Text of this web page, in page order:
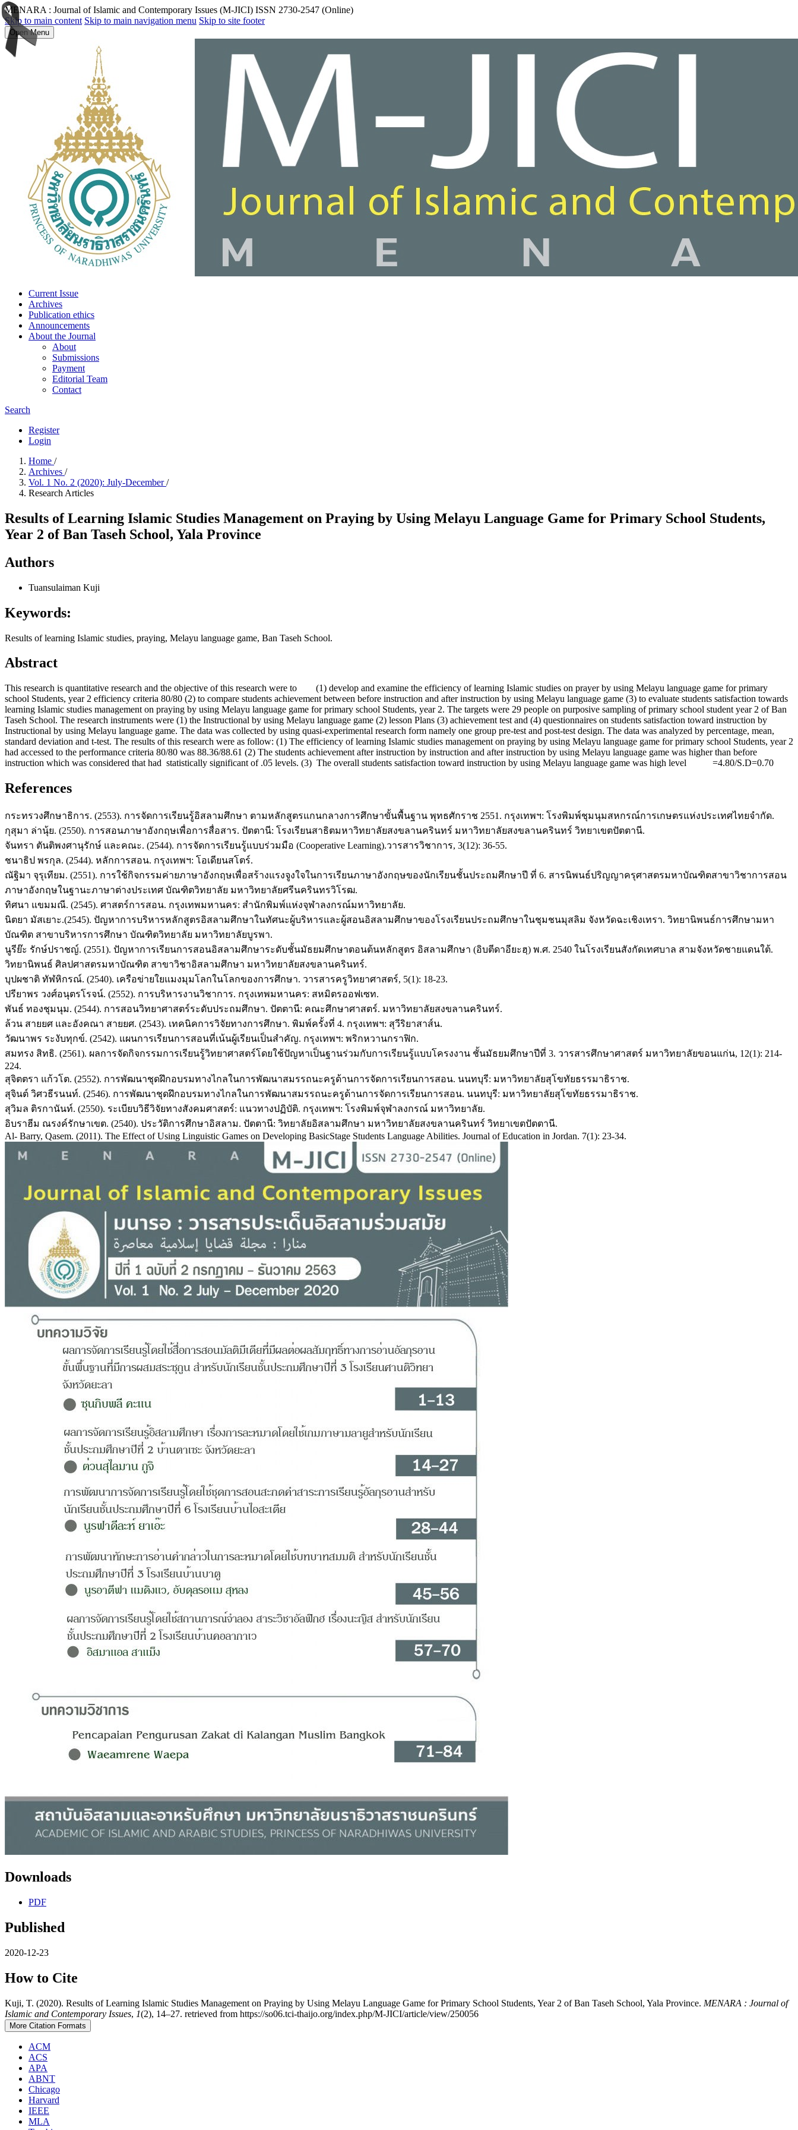
MENARA : Journal of Islamic and Contemporary Issues (M-JICI) ISSN 2730-2547 (Online)
Skip to main content Skip to main navigation menu Skip to site footer
Open Menu
Current Issue
Archives
Publication ethics
Announcements
About the Journal
About
Submissions
Payment
Editorial Team
Contact
Search
Register
Login
Home /
Archives /
Vol. 1 No. 2 (2020): July-December/
Research Articles
Results of Learning Islamic Studies Management on Praying by Using Melayu Language Game for Primary School Students,
Year 2 of Ban Taseh School, Yala Province
Authors
Tuansulaiman Kuji
Keywords:
Results of learning Islamic studies, praying, Melayu language game, Ban Taseh School.
Abstract
This research is quantitative research and the objective of this research were to (1) develop and examine the efficiency of learning Islamic studies on prayer by using Melayu language game for primary
school Students, year 2 efficiency criteria 80/80 (2) to compare students achievement between before instruction and after instruction by using Melayu language game (3) to evaluate students satisfaction towards
learning Islamic studies management on praying by using Melayu language game for primary school Students, year 2. The targets were 29 people on purposive sampling of primary school student year 2 of Ban
Taseh School. The research instruments were (1) the Instructional by using Melayu language game (2) lesson Plans (3) achievement test and (4) questionnaires on students satisfaction toward instruction by
Instructional by using Melayu language game. The data was collected by using quasi-experimental research form namely one group pre-test and post-test design. The data was analyzed by percentage, mean,
standard deviation and t-test. The results of this research were as follow: (1) The efficiency of learning Islamic studies management on praying by using Melayu language game for primary school Students, year 2
had accessed to the performance criteria 80/80 was 88.36/88.61 (2) The students achievement after instruction by instruction and after instruction by using Melayu language game was higher than before
instruction which was considered that had statistically significant of .05 levels. (3) The overall students satisfaction toward instruction by using Melayu language game was high level =4.80/S.D=0.70
References
กระทรวงศึกษาธิการ. (2553). การจัดการเรียนรู้อิสลามศึกษา ตามหลักสูตรแกนกลางการศึกษาขั้นพื้นฐาน พุทธศักราช 2551. กรุงเทพฯ: โรงพิมพ์ชุมนุมสหกรณ์การเกษตรแห่งประเทศไทยจำกัด.
กุสุมา ล่านุ้ย. (2550). การสอนภาษาอังกฤษเพื่อการสื่อสาร. ปัตตานี: โรงเรียนสาธิตมหาวิทยาลัยสงขลานครินทร์ มหาวิทยาลัยสงขลานครินทร์ วิทยาเขตปัตตานี.
จันทรา ตันติพงศานุรักษ์ และคณะ. (2544). การจัดการเรียนรู้แบบร่วมมือ (Cooperative Learning).วารสารวิชาการ, 3(12): 36-55.
ชนาธิป พรกุล. (2544). หลักการสอน. กรุงเทพฯ: โอเดียนสโตร์.
ณัฐิมา จุรุเทียม. (2551). การใช้กิจกรรมค่ายภาษาอังกฤษเพื่อสร้างแรงจูงใจในการเรียนภาษาอังกฤษของนักเรียนชั้นประถมศึกษาปี ที่ 6. สารนิพนธ์ปริญญาครุศาสตรมหาบัณฑิตสาขาวิชาการสอน
ภาษาอังกฤษในฐานะภาษาต่างประเทศ บัณฑิตวิทยาลัย มหาวิทยาลัยศรีนครินทรวิโรฒ.
ทิศนา แขมมณี. (2545). ศาสตร์การสอน. กรุงเทพมหานคร: สำนักพิมพ์แห่งจุฬาลงกรณ์มหาวิทยาลัย.
นิตยา มัสเยาะ.(2545). ปัญหาการบริหารหลักสูตรอิสลามศึกษาในทัศนะผู้บริหารและผู้สอนอิสลามศึกษาของโรงเรียนประถมศึกษาในชุมชนมุสลิม จังหวัดฉะเชิงเทรา. วิทยานิพนธ์การศึกษามหา
บัณฑิต สาขาบริหารการศึกษา บัณฑิตวิทยาลัย มหาวิทยาลัยบูรพา.
นูรีย๊ะ รักษ์ปราชญ์. (2551). ปัญหาการเรียนการสอนอิสลามศึกษาระดับชั้นมัธยมศึกษาตอนต้นหลักสูตร อิสลามศึกษา (อิบตีดาอียะฮฺ) พ.ศ. 2540 ในโรงเรียนสังกัดเทศบาล สามจังหวัดชายแดนใต้.
วิทยานิพนธ์ ศิลปศาสตรมหาบัณฑิต สาขาวิชาอิสลามศึกษา มหาวิทยาลัยสงขลานครินทร์.
บุปผชาติ ทัฬหิกรณ์. (2540). เครือข่ายใยแมงมุมโลกในโลกของการศึกษา. วารสารครูวิทยาศาสตร์, 5(1): 18-23.
ปรียาพร วงศ์อนุตรโรจน์. (2552). การบริหารงานวิชาการ. กรุงเทพมหานคร: สหมิตรออฟเซท.
พันธ์ ทองชุมนุม. (2544). การสอนวิทยาศาสตร์ระดับประถมศึกษา. ปัตตานี: คณะศึกษาศาสตร์. มหาวิทยาลัยสงขลานครินทร์.
ล้วน สายยศ และอังคณา สายยศ. (2543). เทคนิคการวิจัยทางการศึกษา. พิมพ์ครั้งที่ 4. กรุงเทพฯ: สุวีริยาสาส์น.
วัฒนาพร ระงับทุกข์. (2542). แผนการเรียนการสอนที่เน้นผู้เรียนเป็นสำคัญ. กรุงเทพฯ: พริกหวานกราฟิก.
สมทรง สิทธิ. (2561). ผลการจัดกิจกรรมการเรียนรู้วิทยาศาสตร์โดยใช้ปัญหาเป็นฐานร่วมกับการเรียนรู้แบบโครงงาน ชั้นมัธยมศึกษาปีที่ 3. วารสารศึกษาศาสตร์ มหาวิทยาลัยขอนแก่น, 12(1): 214-
224.
สุจิตตรา แก้วโต. (2552). การพัฒนาชุดฝึกอบรมทางไกลในการพัฒนาสมรรถนะครูด้านการจัดการเรียนการสอน. นนทบุรี: มหาวิทยาลัยสุโขทัยธรรมาธิราช.
สุจินต์ วิศวธีรนนท์. (2546). การพัฒนาชุดฝึกอบรมทางไกลในการพัฒนาสมรรถนะครูด้านการจัดการเรียนการสอน. นนทบุรี: มหาวิทยาลัยสุโขทัยธรรมาธิราช.
สุวิมล ติรกานันท์. (2550). ระเบียบวิธีวิจัยทางสังคมศาสตร์: แนวทางปฏิบัติ. กรุงเทพฯ: โรงพิมพ์จุฬาลงกรณ์ มหาวิทยาลัย.
อิบราฮีม ณรงค์รักษาเขต. (2540). ประวัติการศึกษาอิสลาม. ปัตตานี: วิทยาลัยอิสลามศึกษา มหาวิทยาลัยสงขลานครินทร์ วิทยาเขตปัตตานี.
Al- Barry, Qasem. (2011). The Effect of Using Linguistic Games on Developing BasicStage Students Language Abilities. Journal of Education in Jordan. 7(1): 23-34.
Downloads
PDF
Published
2020-12-23
How to Cite
Kuji, T. (2020). Results of Learning Islamic Studies Management on Praying by Using Melayu Language Game for Primary School Students, Year 2 of Ban Taseh School, Yala Province. MENARA : Journal of
Islamic and Contemporary Issues, 1(2), 14–27. retrieved from https://so06.tci-thaijo.org/index.php/M-JICI/article/view/250056
More Citation Formats
ACM
ACS
APA
ABNT
Chicago
Harvard
IEEE
MLA